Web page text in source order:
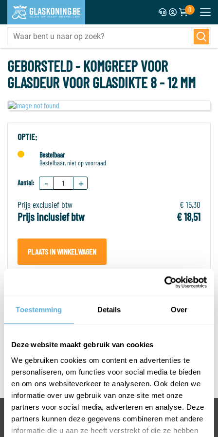
Toestemming Details Over
Deze website maakt gebruik van cookies
We gebruiken cookies om content en advertenties te
personaliseren, om functies voor social media te bieden
en om ons websiteverkeer te analyseren. Ook delen we
informatie over uw gebruik van onze site met onze
partners voor social media, adverteren en analyse. Deze
partners kunnen deze gegevens combineren met andere
informatie die u aan ze heeft verstrekt of die ze hebben
0
GEBORSTELD - KOMGREEP VOOR
GLASDEUR VOOR GLASDIKTE 8 - 12 MM
OPTIE:
Bestelbaar
Bestelbaar, niet op voorraad
Aantal: - +
Prijs exclusief btw € 15,30
Prijs inclusief btw € 18,51
PLAATS IN WINKELWAGEN
PRODUCTOMSCHRIJVING
Afmetingen T-greep
Rvs geborsteld
BEL +31318763900